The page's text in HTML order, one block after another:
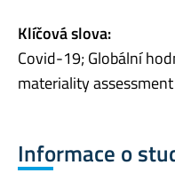
Klíčová slova:
Covid-19; Globální
materiality
Informace o